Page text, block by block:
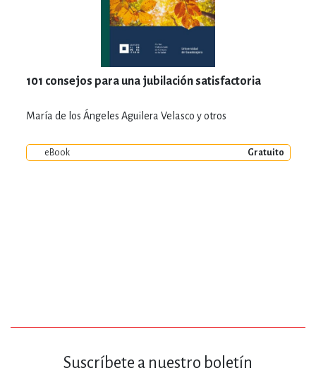
101 consejos para una jubilación satisfactoria
María de los Ángeles Aguilera Velasco y otros
eBook Gratuito
Suscríbete a nuestro boletín